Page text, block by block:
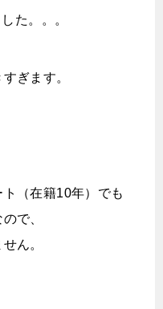
た。。。
ぎます。
（在籍10年）でも
で、
ん。